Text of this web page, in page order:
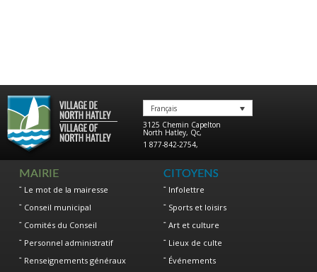
Français
3125 Chemin Capelton
North Hatley, Qc,
1 877-842-2754,
MAIRIE
Le mot de la mairesse
Conseil municipal
Comités du Conseil
Personnel administratif
Renseignements généraux
CITOYENS
Infolettre
Sports et loisirs
Art et culture
Lieux de culte
Événements